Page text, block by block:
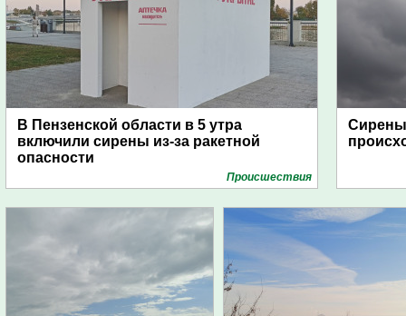
В Пензенской области в 5 утра
включили сирены из-за ракетной
опасности
Проиcшествия
Сирены